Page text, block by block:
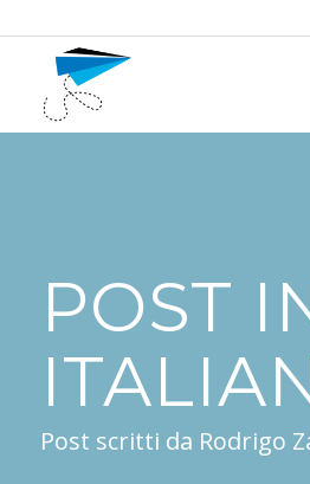
POST
Post scritti da Rodrigo